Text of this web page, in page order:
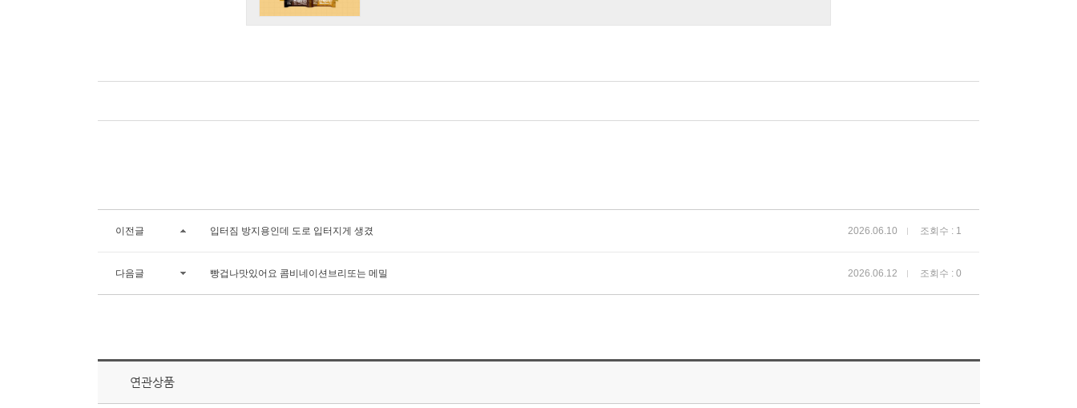
이전글 입터짐 방지용인데 도로 입터지게 생겼 2026.06.10 조회수 : 1
다음글 빵겁나맛있어요 콤비네이션브리또는 메밀 2026.06.12 조회수 : 0
연관상품